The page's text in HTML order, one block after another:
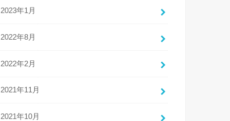
2023年1月
2022年8月
2022年2月
2021年11月
2021年10月